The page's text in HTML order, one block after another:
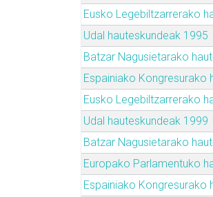
Eusko Legebiltzarrerako
Udal hauteskundeak 1995
Batzar Nagusietarako
Espainiako Kongresurako
Eusko Legebiltzarrerako
Udal hauteskundeak 1999
Batzar Nagusietarako
Europako Parlamentuko
Espainiako Kongresurako